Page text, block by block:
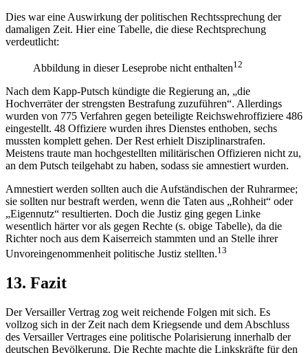
Dies war eine Auswirkung der politischen Rechtssprechung der
damaligen Zeit. Hier eine Tabelle, die diese Rechtsprechung
verdeutlicht:
Abbildung in dieser Leseprobe nicht enthalten12
Nach dem Kapp-Putsch kündigte die Regierung an, „die
Hochverräter der strengsten Bestrafung zuzuführen“. Allerdings
wurden von 775 Verfahren gegen beteiligte Reichswehroffiziere 486
eingestellt. 48 Offiziere wurden ihres Dienstes enthoben, sechs
mussten komplett gehen. Der Rest erhielt Disziplinarstrafen.
Meistens traute man hochgestellten militärischen Offizieren nicht zu,
an dem Putsch teilgehabt zu haben, sodass sie amnestiert wurden.
Amnestiert werden sollten auch die Aufständischen der Ruhrarmee;
sie sollten nur bestraft werden, wenn die Taten aus „Rohheit“ oder
„Eigennutz“ resultierten. Doch die Justiz ging gegen Linke
wesentlich härter vor als gegen Rechte (s. obige Tabelle), da die
Richter noch aus dem Kaiserreich stammten und an Stelle ihrer
Unvoreingenommenheit politische Justiz stellten.13
13. Fazit
Der Versailler Vertrag zog weit reichende Folgen mit sich. Es
vollzog sich in der Zeit nach dem Kriegsende und dem Abschluss
des Versailler Vertrages eine politische Polarisierung innerhalb der
deutschen Bevölkerung. Die Rechte machte die Linkskräfte für den